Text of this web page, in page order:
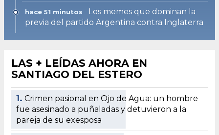
hace 51 minutos
Los memes que dominan la
previa del partido Argentina contra Inglaterra
LAS + LEÍDAS AHORA EN
SANTIAGO DEL ESTERO
1. Crimen pasional en Ojo de Agua: un hombre
fue asesinado a puñaladas y detuvieron a la
pareja de su exesposa